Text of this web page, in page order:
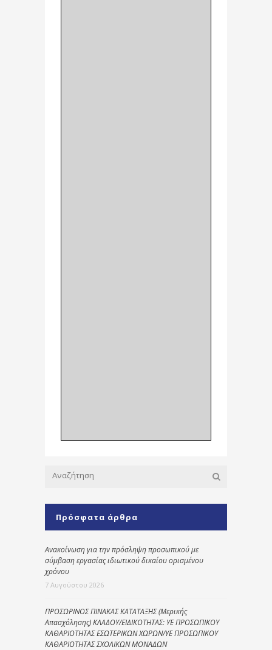
Πρόσφατα άρθρα
Ανακοίνωση για την πρόσληψη προσωπικού με
σύμβαση εργασίας ιδιωτικού δικαίου ορισμένου
χρόνου
7 Αυγούστου 2026
ΠΡΟΣΩΡΙΝΟΣ ΠΙΝΑΚΑΣ ΚΑΤΑΤΑΞΗΣ (Μερικής
Απασχόλησης) ΚΛΑΔΟΥ/ΕΙΔΙΚΟΤΗΤΑΣ: ΥΕ ΠΡΟΣΩΠΙΚΟΥ
ΚΑΘΑΡΙΟΤΗΤΑΣ ΕΣΩΤΕΡΙΚΩΝ ΧΩΡΩΝ/ΥΕ ΠΡΟΣΩΠΙΚΟΥ
ΚΑΘΑΡΙΟΤΗΤΑΣ ΣΧΟΛΙΚΩΝ ΜΟΝΑΔΩΝ